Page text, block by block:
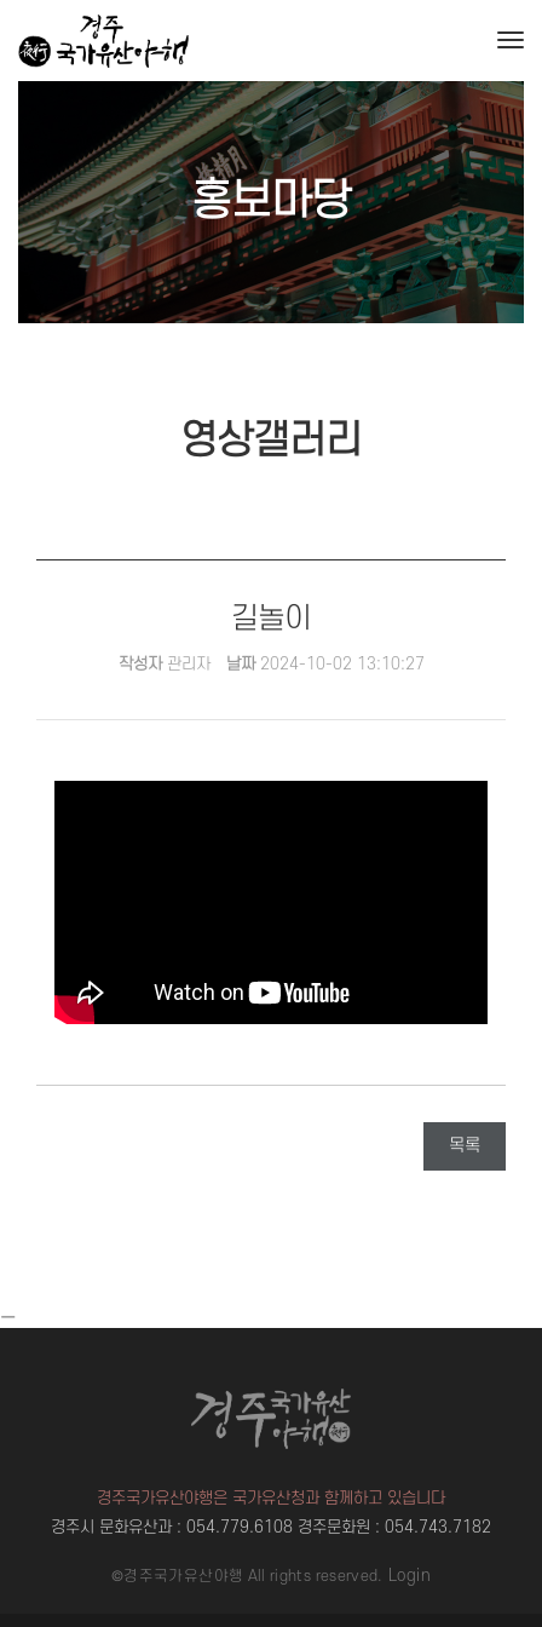
홍보마당
영상갤러리
길놀이
작성자관리자 날짜2024-10-02 13:10:27
목록
ㅡ
경주국가유산야행은 국가유산청과 함께하고 있습니다
경주시 문화유산과 : 054.779.6108 경주문화원 : 054.743.7182
©경주국가유산야행 All rights reserved. Login